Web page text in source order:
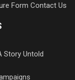
Form Contact Us
Story Untold